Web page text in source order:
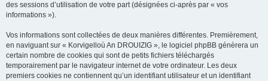
des sessions d’utilisation de votre part (désignées ci-après par « vos
informations »).
Vos informations sont collectées de deux manières différentes. Premièrement,
en naviguant sur « Korvigelloù An DROUIZIG », le logiciel phpBB génèrera un
certain nombre de cookies qui sont de petits fichiers téléchargés
temporairement par le navigateur internet de votre ordinateur. Les deux
premiers cookies ne contiennent qu’un identifiant utilisateur et un identifiant